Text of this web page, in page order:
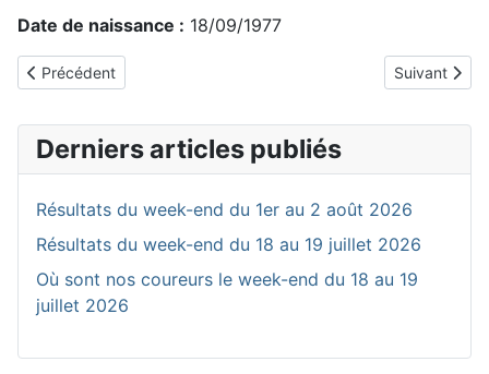
Date de naissance : 18/09/1977
Article précédent : CARRE Bernard
Précédent Article
Suivant
Derniers articles publiés
Résultats du week-end du 1er au 2 août 2026
Résultats du week-end du 18 au 19 juillet 2026
Où sont nos coureurs le week-end du 18 au 19
juillet 2026